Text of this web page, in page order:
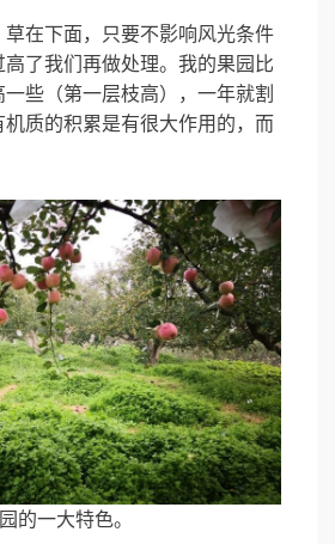
草在下面，只要不影响风光条件
了我们再做处理。我的果园比
些（第一层枝高），一年就割
质的积累是有很大作用的，而
的一大特色。